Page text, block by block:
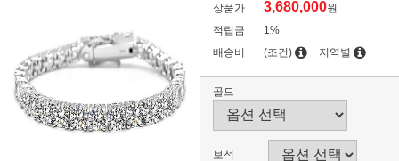
상품가 3,680,000원
적립금
1%
배송비
(조건) 지역별
골드
보석